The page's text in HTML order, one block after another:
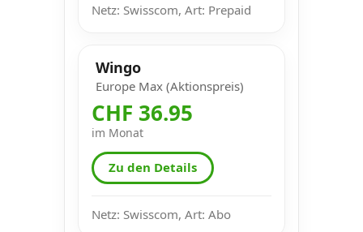
Netz: Swisscom, Art: Prepaid
Wingo
Europe Max (Aktionspreis)
CHF 36.95
im Monat
Zu den Details
Netz: Swisscom, Art: Abo